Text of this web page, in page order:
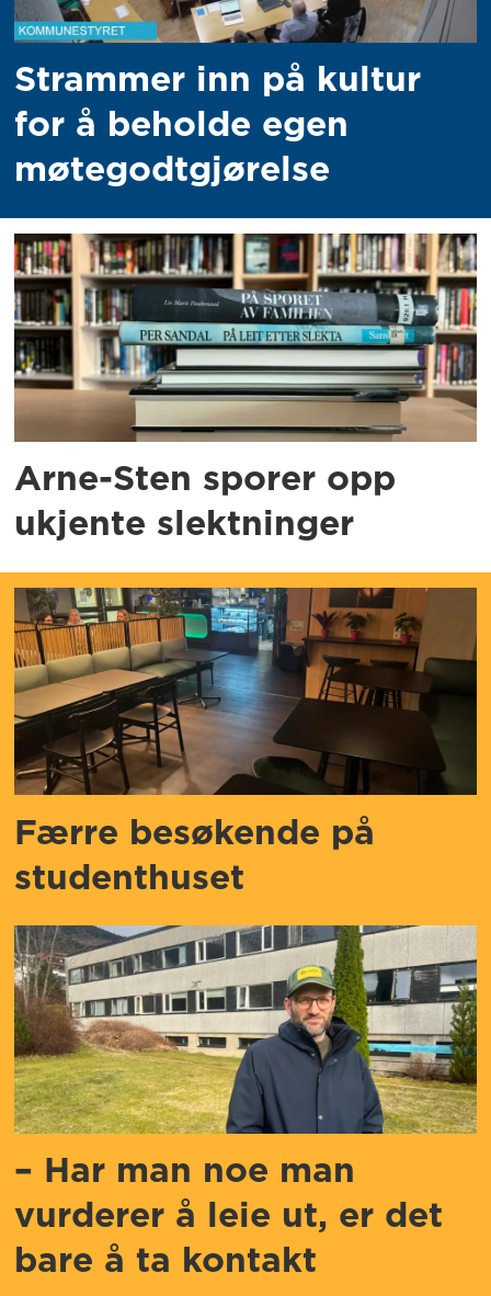
Strammer inn på kultur
for å beholde egen
møtegodtgjørelse
Arne-Sten sporer opp
ukjente slektninger
Færre besøkende på
studenthuset
– Har man noe man
vurderer å leie ut, er det
bare å ta kontakt